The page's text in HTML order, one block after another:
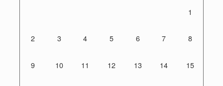
1
2 3 4 5 6 7 8
9 10 11 12 13 14 15